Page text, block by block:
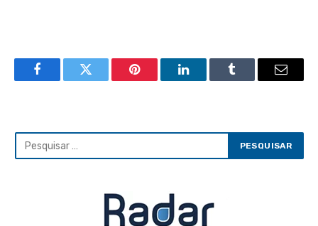
FacebookTwitter Pinterest LinkedInTumblr Email